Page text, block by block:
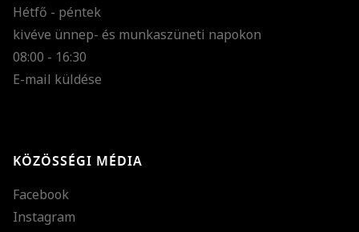
Hétfő - péntek
kivéve ünnep- és munkaszüneti napokon
08:00 - 16:30
E-mail küldése
KÖZÖSSÉGI MÉDIA
Facebook
Instagram